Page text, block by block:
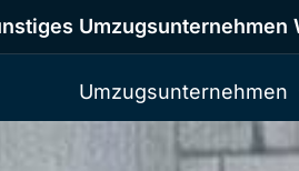
Umzugsunternehmen
Umzugsunternehmen